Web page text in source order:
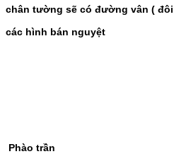
chân tường sẽ có đường vân (
các hình bán nguyệt
Phào trần